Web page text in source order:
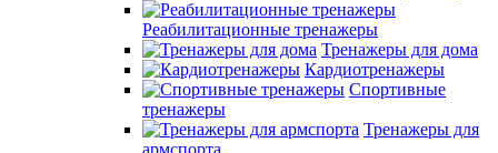
Реабилитационные тренажеры
Тренажеры для дома
Кардиотренажеры
Спортивные
тренажеры
Тренажеры для
армспорта